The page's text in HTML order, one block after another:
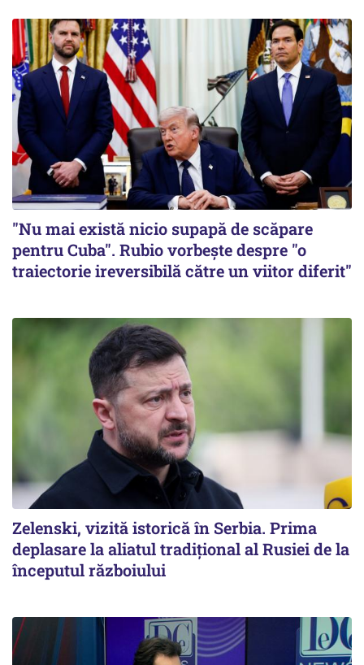
"Nu mai există nicio supapă de scăpare
pentru Cuba". Rubio vorbește despre "o
traiectorie ireversibilă către un viitor diferit"
Zelenski, vizită istorică în Serbia. Prima
deplasare la aliatul tradițional al Rusiei de la
începutul războiului